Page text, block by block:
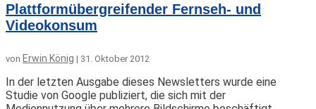
Plattformübergreifender Fernseh- und
Videokonsum
von Erwin König | 31. Oktober 2012
In der letzten Ausgabe dieses Newsletters wurde eine
Studie von Google publiziert, die sich mit der